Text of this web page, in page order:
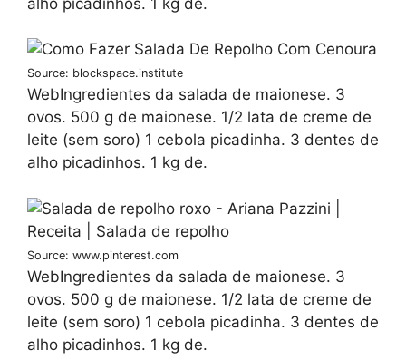
Source: blockspace.institute
WebIngredientes da salada de maionese. 3
ovos. 500 g de maionese. 1/2 lata de creme de
leite (sem soro) 1 cebola picadinha. 3 dentes de
alho picadinhos. 1 kg de.
Source: www.pinterest.com
WebIngredientes da salada de maionese. 3
ovos. 500 g de maionese. 1/2 lata de creme de
leite (sem soro) 1 cebola picadinha. 3 dentes de
alho picadinhos. 1 kg de.